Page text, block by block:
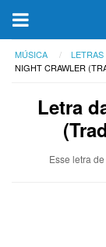
MÚSICA
NIGHT CRAWLER
Letra
Esse letra